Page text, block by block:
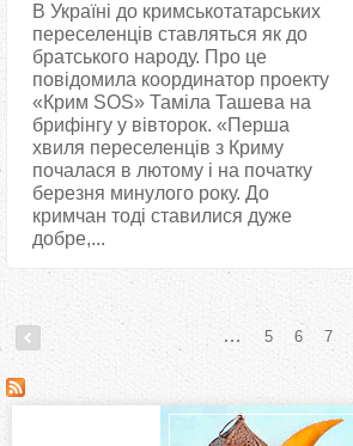
В Україні до кримськотатарських
переселенців ставляться як до
братського народу. Про це
повідомила координатор проекту
«Крим SOS» Таміла Ташева на
брифінгу у вівторок. «Перша
хвиля переселенців з Криму
почалася в лютому і на початку
березня минулого року. До
кримчан тоді ставилися дуже
добре,...
С
… 5 6 7